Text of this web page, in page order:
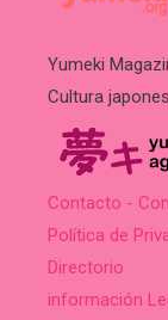
Yumeki
Cultura
Contacto -
Política de
Directorio
información